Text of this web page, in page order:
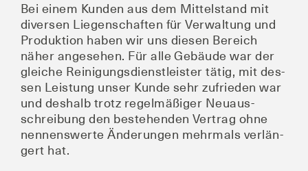
Bei einem Kun­den aus dem Mit­tel­stand mit
diver­sen Lie­gen­schaf­ten für Ver­wal­tung und
Pro­duk­ti­on haben wir uns die­sen Bereich
näher ange­se­hen. Für alle Gebäu­de war der
glei­che Rei­ni­gungs­dienst­leis­ter tätig, mit des­
sen Leis­tung unser Kun­de sehr zufrie­den war
und des­halb trotz regel­mä­ßi­ger Neu­aus­
schrei­bung den bestehen­den Ver­trag ohne
nen­nens­wer­te Ände­run­gen mehr­mals ver­län­
gert hat.